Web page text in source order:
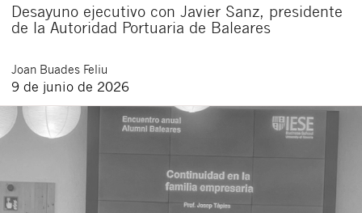
Desayuno ejecutivo con Javier Sanz, presidente
de la Autoridad Portuaria de Baleares
Joan Buades Feliu
9 de junio de 2026